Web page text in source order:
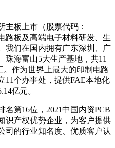
主板上市（股票代码：
路板及高端电子材料研发、生
我们在国内拥有广东深圳、广
珠海富山5大生产基地，共11
。作为世界上最大的印制电路
11个办事处，提供FAE本地化
亿元。
名第16位，2021中国内资PCB
识产权优势企业，为客户提供
司的行业知名度、优质客户认